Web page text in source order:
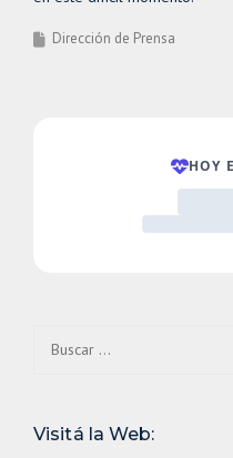
Dirección de Prensa
Visitá la Web: